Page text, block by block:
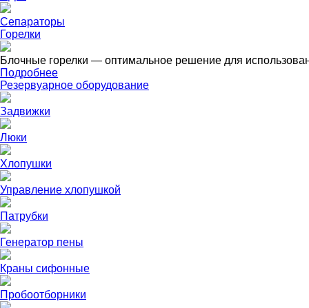
Сепараторы
Горелки
Блочные горелки — оптимальное решение для
Подробнее
Резервуарное оборудование
Задвижки
Люки
Хлопушки
Управление хлопушкой
Патрубки
Генератор пены
Краны сифонные
Пробоотборники